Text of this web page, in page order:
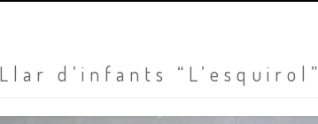
d’infants “L’esquirol”